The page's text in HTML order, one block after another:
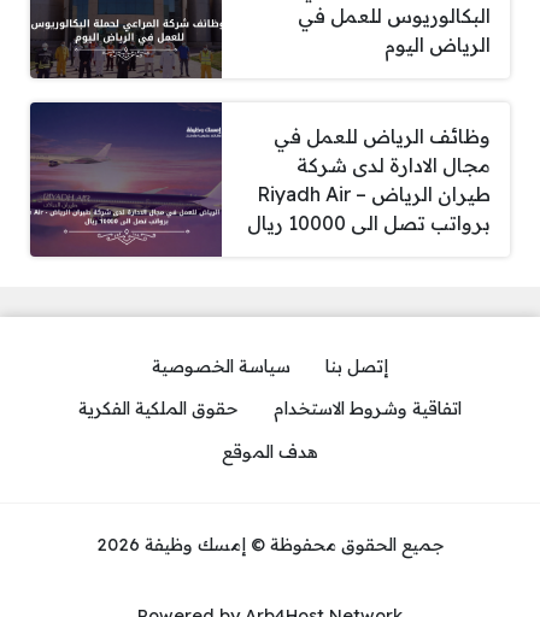
البكالوريوس للعمل في
الرياض اليوم
وظائف الرياض للعمل في
مجال الادارة لدى شركة
طيران الرياض – Riyadh Air
برواتب تصل الى 10000 ريال
إتصل بنا
سياسة الخصوصية
اتفاقية وشروط الاستخدام
حقوق الملكية الفكرية
هدف الموقع
جميع الحقوق محفوظة © إمسك وظيفة 2026